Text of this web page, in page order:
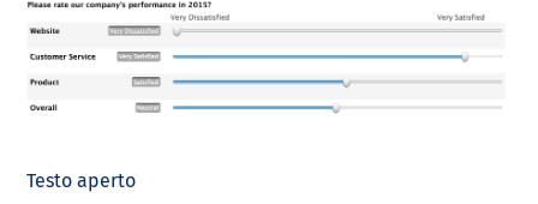
Testo aperto